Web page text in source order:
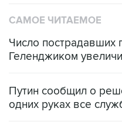
САМОЕ ЧИТАЕМОЕ
Число
Геленджиком
Путин сообщил о
одних руках все